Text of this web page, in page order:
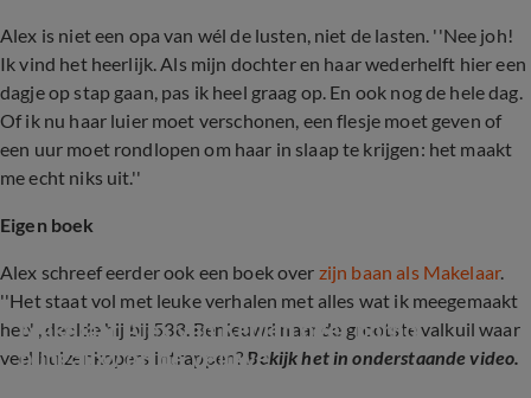
Alex is niet een opa van wél de lusten, niet de lasten. ''Nee joh!
Ik vind het heerlijk. Als mijn dochter en haar wederhelft hier een
dagje op stap gaan, pas ik heel graag op. En ook nog de hele dag.
Of ik nu haar luier moet verschonen, een flesje moet geven of
een uur moet rondlopen om haar in slaap te krijgen: het maakt
me echt niks uit.''
Eigen boek
Alex schreef eerder ook een boek over zijn baan als Makelaar.
''Het staat vol met leuke verhalen met alles wat ik meegemaakt
heb'', deelde hij bij 538. Benieuwd naar de grootste valkuil waar
veel huizenkopers intrappen?Bekijk het in onderstaande video.
Makelaar Alex van Keulen over porno
bungalow op de Veluwe